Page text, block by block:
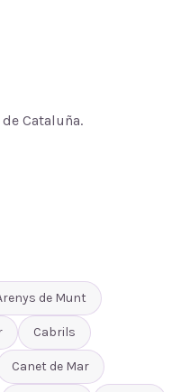
Cataluña.
de Munt
Cabrils
Canet de Mar